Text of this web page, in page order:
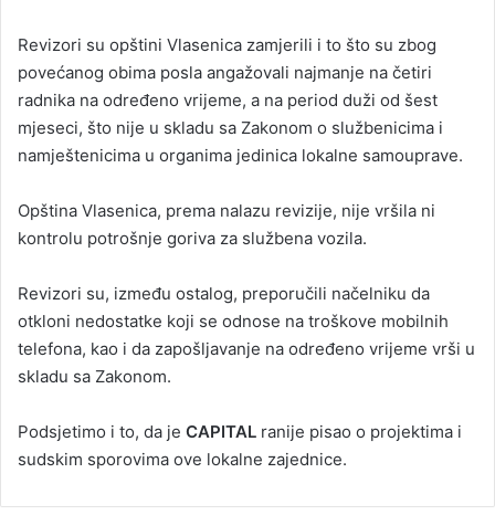
Revizori su opštini Vlasenica zamjerili i to što su zbog
povećanog obima posla angažovali najmanje na četiri
radnika na određeno vrijeme, a na period duži od šest
mjeseci, što nije u skladu sa Zakonom o službenicima i
namještenicima u organima jedinica lokalne samouprave.
Opština Vlasenica, prema nalazu revizije, nije vršila ni
kontrolu potrošnje goriva za službena vozila.
Revizori su, između ostalog, preporučili načelniku da
otkloni nedostatke koji se odnose na troškove mobilnih
telefona, kao i da zapošljavanje na određeno vrijeme vrši u
skladu sa Zakonom.
Podsjetimo i to, da je CAPITAL ranije pisao o projektima i
sudskim sporovima ove lokalne zajednice.